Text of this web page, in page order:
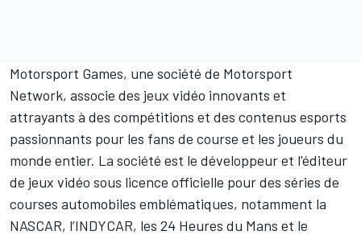
Motorsport Games, une société de Motorsport
Network, associe des jeux vidéo innovants et
attrayants à des compétitions et des contenus esports
passionnants pour les fans de course et les joueurs du
monde entier. La société est le développeur et l'éditeur
de jeux vidéo sous licence officielle pour des séries de
courses automobiles emblématiques, notamment la
NASCAR, l’INDYCAR, les 24 Heures du Mans et le